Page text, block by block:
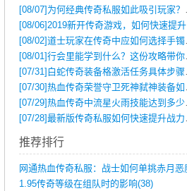
[08/07] 为何经典传奇私服如此吸引玩家？深度攻略解析
[08/06]2019新开传奇游戏，如何快速提升角色等级？
[08/02]道士玩家在传奇中应如何选择手镯装备？
[08/01]行会里能学到什么？这份攻略带你全掌握
[07/31] 白蛇传奇装备格激活任务具体步骤是什么？如何完成？
[07/30]热血传奇荣誉守卫死神弑神装备如何获取与佩戴攻略？
[07/29]热血传奇中流星火雨技能达到多少级可以开始练装备？
[07/28]最新版传奇私服如何快速提升战力与获取稀有装备？
推荐排行
1.95传奇等级在组队时的影响(38)